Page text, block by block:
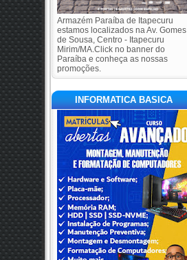
Armazém Paraíba de Itapecuru
estamos localizados na Av. Gomes
de Sousa, Centro - Itapecuru
Mirim/MA.Click no banner do
Paraíba e conheça as nossas
promoções.
INFORMATICA BASICA